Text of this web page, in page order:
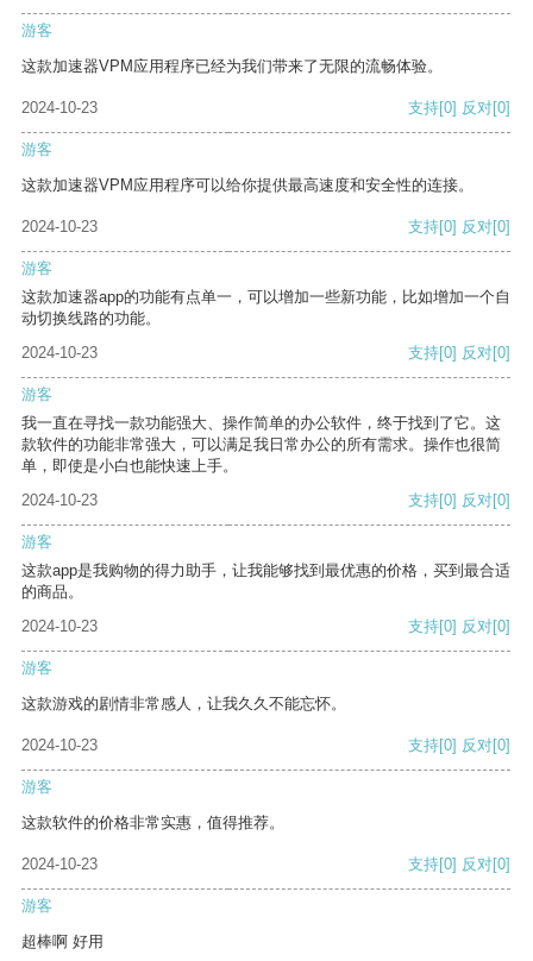
游客
这款加速器VPM应用程序已经为我们带来了无限的流畅体验。
2024-10-23 支持[0] 反对[0]
游客
这款加速器VPM应用程序可以给你提供最高速度和安全性的连接。
2024-10-23 支持[0] 反对[0]
游客
这款加速器app的功能有点单一，可以增加一些新功能，比如增加一个自
动切换线路的功能。
2024-10-23
支持[0] 反对[0]
游客
我一直在寻找一款功能强大、操作简单的办公软件，终于找到了它。这
款软件的功能非常强大，可以满足我日常办公的所有需求。操作也很简
单，即使是小白也能快速上手。
2024-10-23
支持[0] 反对[0]
游客
这款app是我购物的得力助手，让我能够找到最优惠的价格，买到最合适
的商品。
2024-10-23
支持[0] 反对[0]
游客
这款游戏的剧情非常感人，让我久久不能忘怀。
2024-10-23 支持[0] 反对[0]
游客
这款软件的价格非常实惠，值得推荐。
2024-10-23 支持[0] 反对[0]
游客
超棒啊 好用